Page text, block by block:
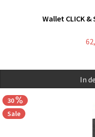
Wallet CLICK
In
30
Sale